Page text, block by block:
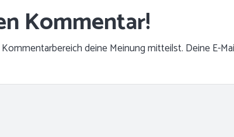
deine Meinung mitteilst. Deine E-